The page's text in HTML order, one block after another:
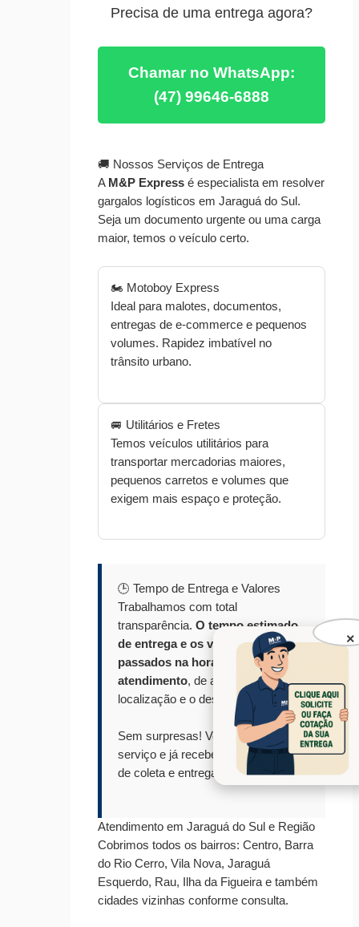
Precisa de uma entrega agora?
Chamar no WhatsApp:
(47) 99646-6888
🚚 Nossos Serviços de Entrega
A M&P Express é especialista em resolver
gargalos logísticos em Jaraguá do Sul.
Seja um documento urgente ou uma carga
maior, temos o veículo certo.
🏍️ Motoboy Express
Ideal para malotes, documentos,
entregas de e-commerce e pequenos
volumes. Rapidez imbatível no
trânsito urbano.
🚐 Utilitários e Fretes
Temos veículos utilitários para
transportar mercadorias maiores,
pequenos carretos e volumes que
exigem mais espaço e proteção.
🕒 Tempo de Entrega e Valores
Trabalhamos com total
transparência.O tempo estimado
de entrega e os valores são
passados na hora do seu
atendimento, de acordo com a sua
localização e o destino da carga.
Sem surpresas! Você solicita o
serviço e já recebe a previsão exata
de coleta e entrega.
Atendimento em Jaraguá do Sul e Região
Cobrimos todos os bairros: Centro, Barra
do Rio Cerro, Vila Nova, Jaraguá
Esquerdo, Rau, Ilha da Figueira e também
cidades vizinhas conforme consulta.
×